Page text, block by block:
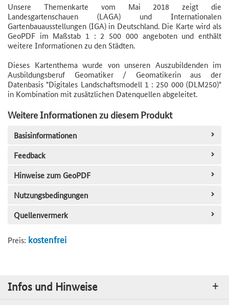
Unsere Themenkarte vom Mai 2018 zeigt die
Landesgartenschauen (LAGA) und Internationalen
Gartenbauausstellungen (IGA) in Deutschland. Die Karte wird als
GeoPDF im Maßstab 1 : 2 500 000 angeboten und enthält
weitere Informationen zu den Städten.
Dieses Kartenthema wurde von unseren Auszubildenden im
Ausbildungsberuf Geomatiker / Geomatikerin aus der
Datenbasis "Digitales Landschaftsmodell 1 : 250 000 (DLM250)"
in Kombination mit zusätzlichen Datenquellen abgeleitet.
Weitere Informationen zu diesem Produkt
Basisinformationen
Feedback
Hinweise zum GeoPDF
Nutzungsbedingungen
Quellenvermerk
Preis: kostenfrei
Infos und Hinweise